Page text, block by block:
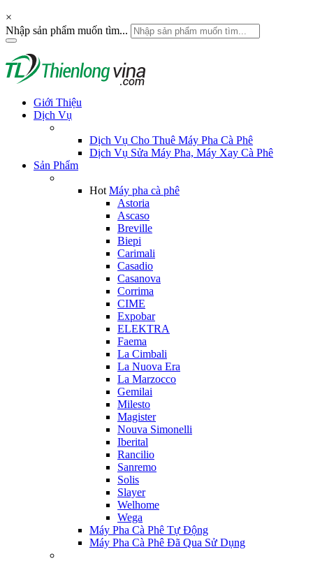
×
Nhập sản phẩm muốn tìm...
Giới Thiệu
Dịch Vụ
Dịch Vụ Cho Thuê Máy Pha Cà Phê
Dịch Vụ Sửa Máy Pha, Máy Xay Cà Phê
Sản Phẩm
Hot Máy pha cà phê
Astoria
Ascaso
Breville
Biepi
Carimali
Casadio
Casanova
Corrima
CIME
Expobar
ELEKTRA
Faema
La Cimbali
La Nuova Era
La Marzocco
Gemilai
Milesto
Magister
Nouva Simonelli
Iberital
Rancilio
Sanremo
Solis
Slayer
Welhome
Wega
Máy Pha Cà Phê Tự Động
Máy Pha Cà Phê Đã Qua Sử Dụng